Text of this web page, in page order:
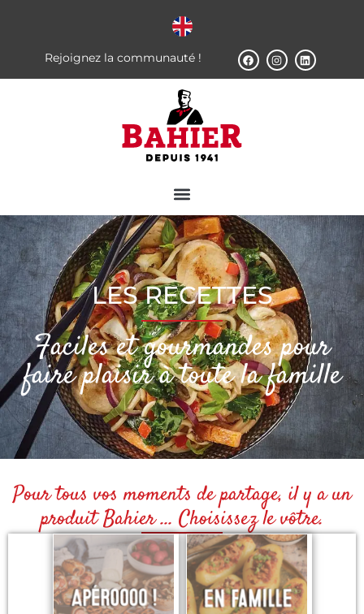
Rejoignez la communauté !
LES RECETTES
Faciles et gourmandes pour
faire plaisir à toute la famille
Pour tous vos moments de partage, il y a un
produit Bahier ... Choisissez le vôtre.